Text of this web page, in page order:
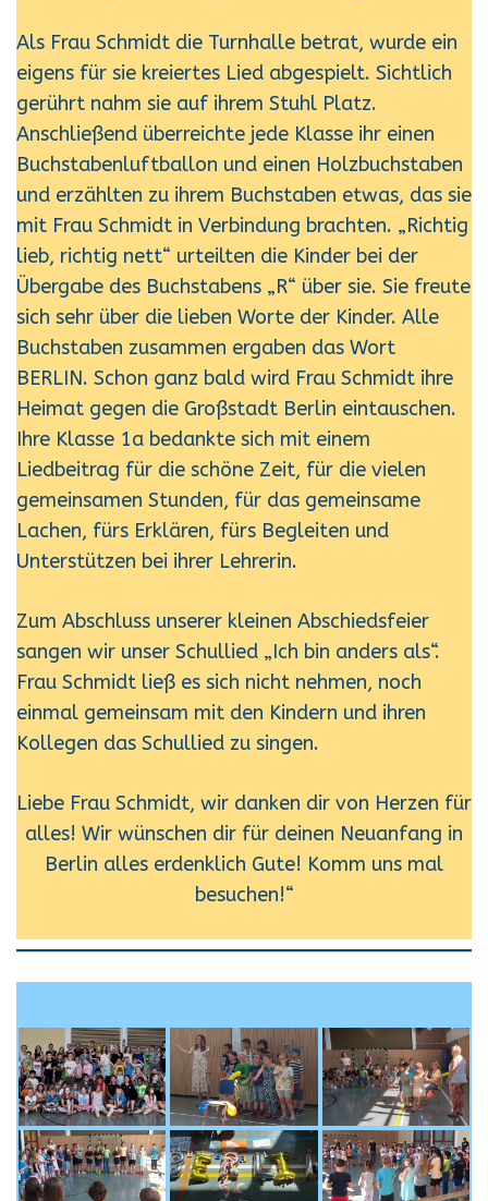
Als Frau Schmidt die Turnhalle betrat, wurde ein
eigens für sie kreiertes Lied abgespielt. Sichtlich
gerührt nahm sie auf ihrem Stuhl Platz.
Anschließend überreichte jede Klasse ihr einen
Buchstabenluftballon und einen Holzbuchstaben
und erzählten zu ihrem Buchstaben etwas, das sie
mit Frau Schmidt in Verbindung brachten. „Richtig
lieb, richtig nett“ urteilten die Kinder bei der
Übergabe des Buchstabens „R“ über sie. Sie freute
sich sehr über die lieben Worte der Kinder. Alle
Buchstaben zusammen ergaben das Wort
BERLIN. Schon ganz bald wird Frau Schmidt ihre
Heimat gegen die Großstadt Berlin eintauschen.
Ihre Klasse 1a bedankte sich mit einem
Liedbeitrag für die schöne Zeit, für die vielen
gemeinsamen Stunden, für das gemeinsame
Lachen, fürs Erklären, fürs Begleiten und
Unterstützen bei ihrer Lehrerin.
Zum Abschluss unserer kleinen Abschiedsfeier
sangen wir unser Schullied „Ich bin anders als“.
Frau Schmidt ließ es sich nicht nehmen, noch
einmal gemeinsam mit den Kindern und ihren
Kollegen das Schullied zu singen.
Liebe Frau Schmidt, wir danken dir von Herzen für
alles! Wir wünschen dir für deinen Neuanfang in
Berlin alles erdenklich Gute! Komm uns mal
besuchen!“